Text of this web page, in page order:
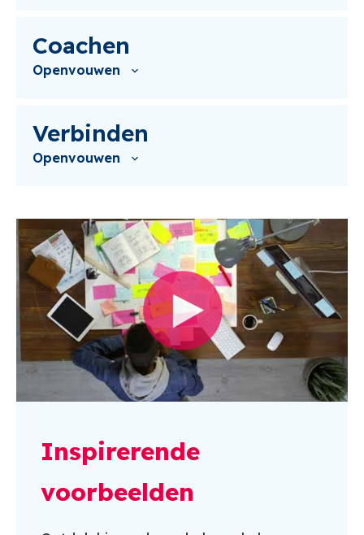
Coachen
Openvouwen
Verbinden
Openvouwen
Inspirerende
voorbeelden